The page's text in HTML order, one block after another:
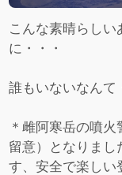
こんな素晴らし
に・・・
誰もいないなんて
＊雌阿寒岳の噴
留意）となりまし
す、安全で楽しい